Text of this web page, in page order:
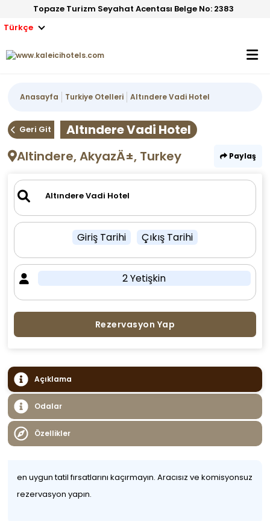
Topaze Turizm Seyahat Acentası Belge No: 2383
Türkçe
Anasayfa Turkiye Otelleri Altındere Vadi Hotel
Geri Git
Altındere Vadi Hotel
Altindere, AkyazÄ±, Turkey
Paylaş
Giriş Tarihi Çıkış Tarihi
2 Yetişkin
Rezervasyon Yap
Açıklama
Odalar
Özellikler
en uygun tatil fırsatlarını kaçırmayın. Aracısız ve komisyonsuz
rezervasyon yapın.